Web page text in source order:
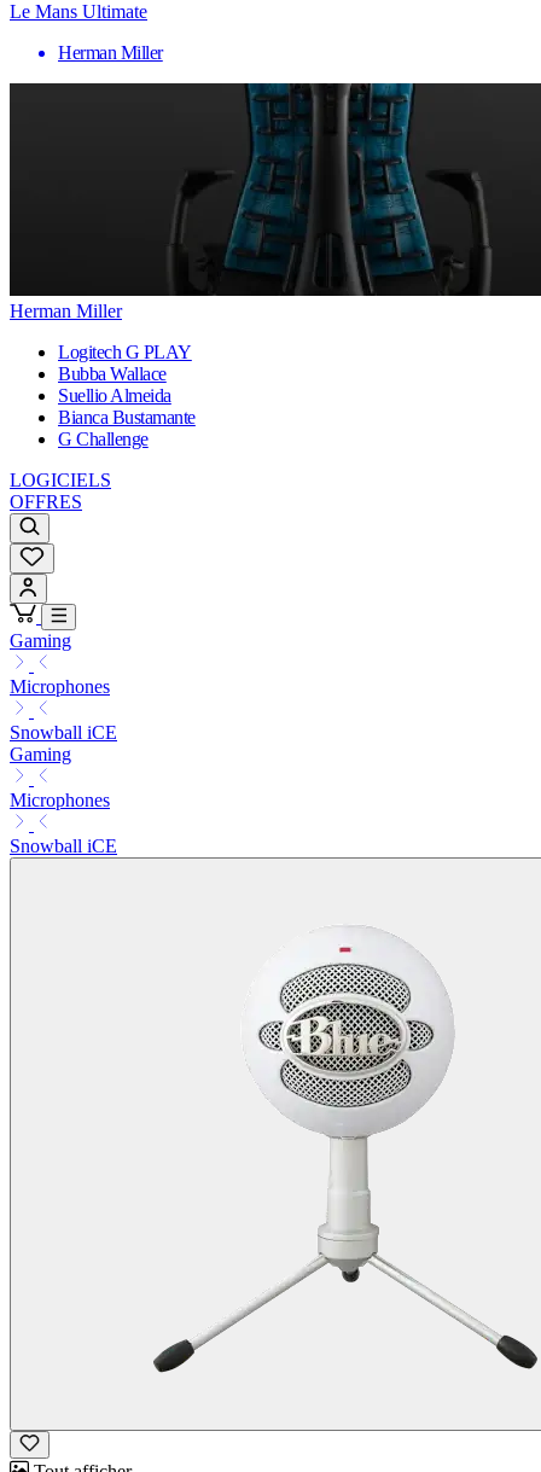
Le Mans Ultimate
Herman Miller
Herman Miller
Logitech G PLAY
Bubba Wallace
Suellio Almeida
Bianca Bustamante
G Challenge
LOGICIELS
OFFRES
Gaming
Microphones
Snowball iCE
Gaming
Microphones
Snowball iCE